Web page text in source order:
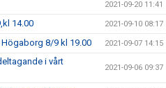
2021-09-20 11:41
14.00 2021-09-10 08:17
8/9 kl 19.00 2021-09-07 14:15
i vårt
2021-09-06 09:37